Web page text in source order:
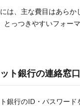
は、主な費目はあらか
とっつきやすいフォー
ト銀行の連絡窓
銀行のID・パスワー